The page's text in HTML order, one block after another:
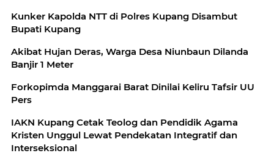
Kunker Kapolda NTT di Polres Kupang Disambut
Bupati Kupang
Akibat Hujan Deras, Warga Desa Niunbaun Dilanda
Banjir 1 Meter
Forkopimda Manggarai Barat Dinilai Keliru Tafsir UU
Pers
IAKN Kupang Cetak Teolog dan Pendidik Agama
Kristen Unggul Lewat Pendekatan Integratif dan
Interseksional